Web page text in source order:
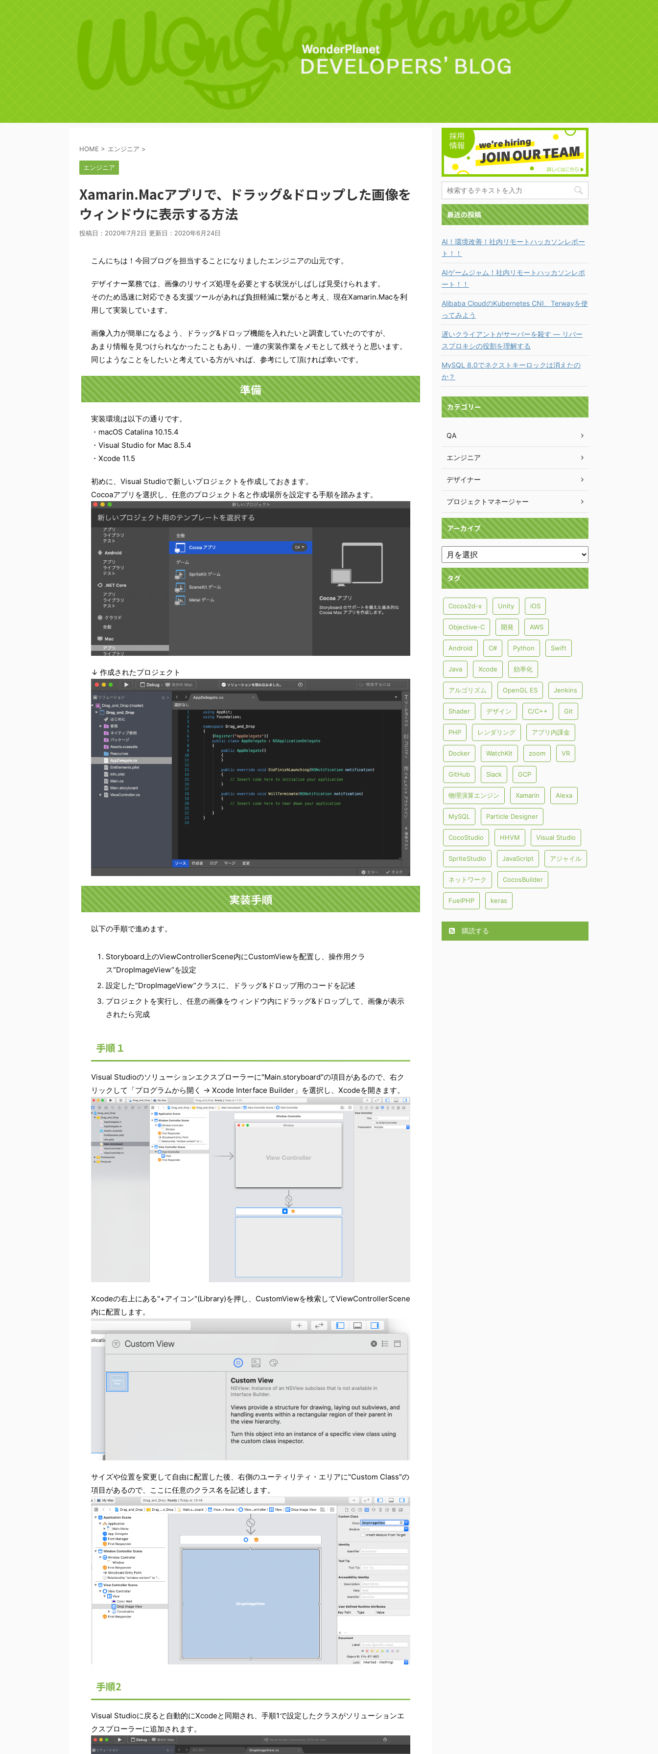
HOME > エンジニア >
エンジニア
Xamarin.Macアプリで、ドラッグ&ドロップした画像を
ウィンドウに表示する方法
投稿日：2020年7月2日 更新日： 2020年6月24日
こんにちは！今回ブログを担当することになりましたエンジニアの山元です。
デザイナー業務では、画像のリサイズ処理を必要とする状況がしばしば見受けられます。
そのため迅速に対応できる支援ツールがあれば負担軽減に繋がると考え、現在Xamarin.Macを利
用して実装しています。
画像入力が簡単になるよう、ドラッグ&ドロップ機能を入れたいと調査していたのですが、
あまり情報を見つけられなかったこともあり、一連の実装作業をメモとして残そうと思います。
同じようなことをしたいと考えている方がいれば、参考にして頂ければ幸いです。
準備
実装環境は以下の通りです。
・macOS Catalina 10.15.4
・Visual Studio for Mac 8.5.4
・Xcode 11.5
初めに、Visual Studioで新しいプロジェクトを作成しておきます。
Cocoaアプリを選択し、任意のプロジェクト名と作成場所を設定する手順を踏みます。
↓ 作成されたプロジェクト
実装手順
以下の手順で進めます。
Storyboard上のViewControllerScene内にCustomViewを配置し、操作用クラ
ス”DropImageView”を設定
設定した”DropImageView”クラスに、ドラッグ&ドロップ用のコードを記述
プロジェクトを実行し、任意の画像をウィンドウ内にドラッグ&ドロップして、画像が表示
されたら完成
手順１
Visual Studioのソリューションエクスプローラーに"Main.storyboard"の項目があるので、右ク
リックして「プログラムから開く → Xcode Interface Builder」を選択し、Xcodeを開きます。
Xcodeの右上にある"+アイコン"(Library)を押し、CustomViewを検索してViewControllerScene
内に配置します。
サイズや位置を変更して自由に配置した後、右側のユーティリティ・エリアに"Custom Class"の
項目があるので、ここに任意のクラス名を記述します。
手順2
Visual Studioに戻ると自動的にXcodeと同期され、手順1で設定したクラスがソリューションエ
クスプローラーに追加されます。
最近の投稿
AI！環境改善！社内リモートハッカソンレポー
ト！！
AIゲームジャム！社内リモートハッカソンレポ
ート！！
Alibaba CloudのKubernetes CNI、Terwayを使
ってみよう
遅いクライアントがサーバーを殺す ― リバー
スプロキシの役割を理解する
MySQL 8.0でネクストキーロックは消えたの
か？
カテゴリー
QA
エンジニア
デザイナー
プロジェクトマネージャー
アーカイブ
タグ
Cocos2d-x Unity iOS
Objective-C 開発 AWS
Android C# Python Swift
Java Xcode 効率化
アルゴリズム OpenGL ES Jenkins
Shader デザイン C/C++ Git
PHP レンダリング アプリ内課金
Docker WatchKit zoom VR
GitHub Slack GCP
物理演算エンジン Xamarin Alexa
MySQL Particle Designer
CocoStudio HHVM Visual Studio
SpriteStudio JavaScript アジャイル
ネットワーク CocosBuilder
FuelPHP keras
購読する